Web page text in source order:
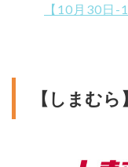
【10月30日-
【しまむ